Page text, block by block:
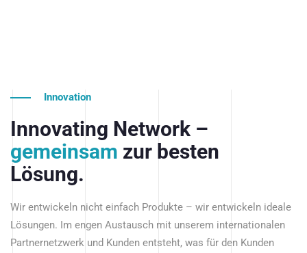
Innovation
Innovating Network –
gemeinsam zur besten
Lösung.
Wir entwickeln nicht einfach Produkte – wir entwickeln ideale
Lösungen. Im engen Austausch mit unserem internationalen
Partnernetzwerk und Kunden entsteht, was für den Kunden